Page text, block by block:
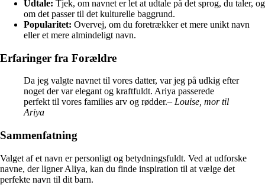
Udtale: Tjek, om navnet er let at udtale på det sprog, du taler, og
om det passer til det kulturelle baggrund.
Popularitet: Overvej, om du foretrækker et mere unikt navn
eller et mere almindeligt navn.
Erfaringer fra Forældre
Da jeg valgte navnet til vores datter, var jeg på udkig efter
noget der var elegant og kraftfuldt. Ariya passerede
perfekt til vores families arv og rødder.– Louise, mor til
Ariya
Sammenfatning
Valget af et navn er personligt og betydningsfuldt. Ved at udforske
navne, der ligner Aliya, kan du finde inspiration til at vælge det
perfekte navn til dit barn.